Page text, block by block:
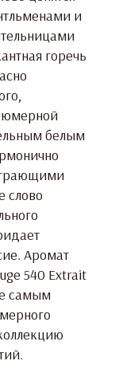
и
горечь
белым
слово
Аромат
540 Extrait
самым